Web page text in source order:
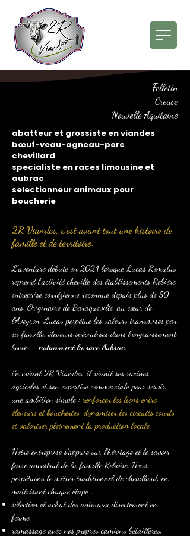
Felletin
Creuse
Nouvelle Aquitaine
abatteur et grossiste en viandes
bœuf-veau-agneau-porc
chevillard
specialiste en races limousine et
aubrac
selectionneur animaux pour
boucherie
2R Viandes, c’est avant tout une histoire de
famille et de territoire.
L’aventure débute en 2024 lorsque Lucas Romulus
reprend l’activité cheville des établissements Rebière,
entreprise corrézienne reconnue depuis plus de 50
ans. Originaire de Baraqueville, au cœur de
l’Aveyron, Lucas perpétue les valeurs transmises par
sa famille, éleveurs spécialisés dans l’engraissement
bovin –notamment la race Aubrac.
En créant 2R Viandes, il réunit ses racines
agricoles et son expertise commerciale pour servir
une ambition simple : renforcer les liens entre
éleveurs et boucheries, dynamiser les circuits courts
et valoriser pleinement la production locale.
Notre entreprise s’appuie sur l’héritage et le savoir-
faire ancestral de la famille Rebière. Nous
perpétuons le métier traditionnel de chevillard, en
maîtrisant chaque étape :
sélection et achat des animaux directement en
ferme,
ramassage avec nos propres camions bétaillères,